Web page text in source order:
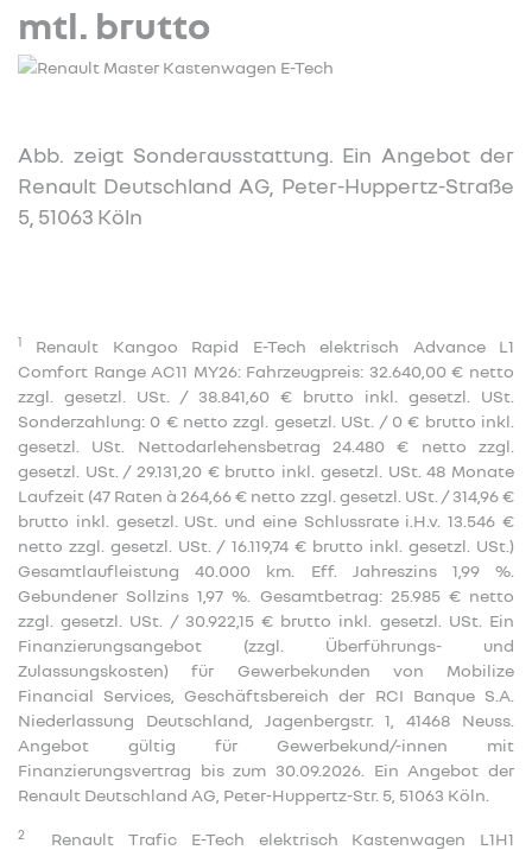
mtl. brutto
Abb. zeigt Sonderausstattung. Ein Angebot der
Renault Deutschland AG, Peter-Huppertz-Straße
5, 51063 Köln
1
Renault Kangoo Rapid E-Tech elektrisch Advance L1
Comfort Range AC11 MY26: Fahrzeugpreis: 32.640,00 € netto
zzgl. gesetzl. USt. / 38.841,60 € brutto inkl. gesetzl. USt.
Sonderzahlung: 0 € netto zzgl. gesetzl. USt. / 0 € brutto inkl.
gesetzl. USt. Nettodarlehensbetrag 24.480 € netto zzgl.
gesetzl. USt. / 29.131,20 € brutto inkl. gesetzl. USt. 48 Monate
Laufzeit (47 Raten à 264,66 € netto zzgl. gesetzl. USt. / 314,96 €
brutto inkl. gesetzl. USt. und eine Schlussrate i.H.v. 13.546 €
netto zzgl. gesetzl. USt. / 16.119,74 € brutto inkl. gesetzl. USt.)
Gesamtlaufleistung 40.000 km. Eff. Jahreszins 1,99 %.
Gebundener Sollzins 1,97 %. Gesamtbetrag: 25.985 € netto
zzgl. gesetzl. USt. / 30.922,15 € brutto inkl. gesetzl. USt. Ein
Finanzierungsangebot (zzgl. Überführungs- und
Zulassungskosten) für Gewerbekunden von Mobilize
Financial Services, Geschäftsbereich der RCI Banque S.A.
Niederlassung Deutschland, Jagenbergstr. 1, 41468 Neuss.
Angebot gültig für Gewerbekund/-innen mit
Finanzierungsvertrag bis zum 30.09.2026. Ein Angebot der
Renault Deutschland AG, Peter-Huppertz-Str. 5, 51063 Köln.
2
Renault Trafic E-Tech elektrisch Kastenwagen L1H1